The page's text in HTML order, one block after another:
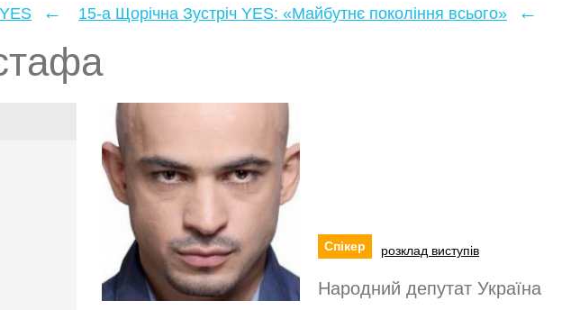
YES ← 15-а Щорічна Зустріч YES: «Майбутнє покоління всього» ←
Спікер розклад виступів
Народний депутат Україна